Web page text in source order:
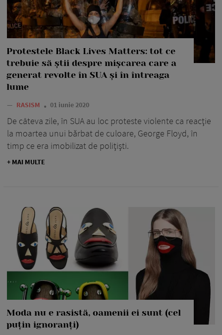
Protestele Black Lives Matters: tot ce
trebuie să știi despre mișcarea care a
generat revolte în SUA și în întreaga
lume
— RASISM 01 iunie 2020
De câteva zile, în SUA au loc proteste violente ca reacţie
la moartea unui bărbat de culoare, George Floyd, în
timp ce era imobilizat de poliţişti.
+ MAI MULTE
Moda nu e rasistă, oamenii ei sunt (cel
puțin ignoranți)